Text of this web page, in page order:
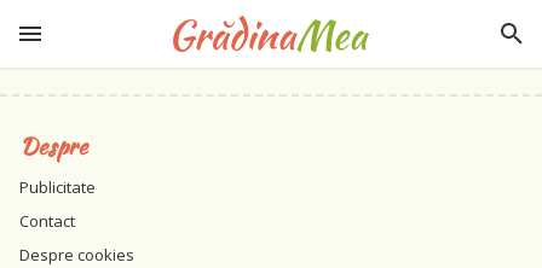
Despre
Publicitate
Contact
Despre cookies